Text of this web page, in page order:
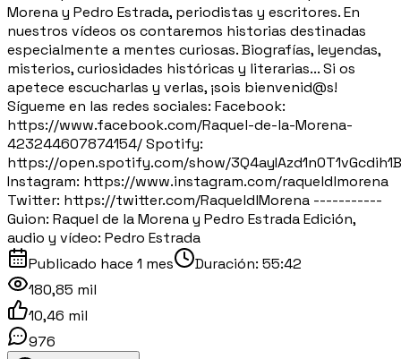
Morena y Pedro Estrada, periodistas y escritores. En
nuestros vídeos os contaremos historias destinadas
especialmente a mentes curiosas. Biografías, leyendas,
misterios, curiosidades históricas y literarias... Si os
apetece escucharlas y verlas, ¡sois bienvenid@s!
Sígueme en las redes sociales: Facebook:
https://www.facebook.com/Raquel-de-la-Morena-
423244607874154/ Spotify:
https://open.spotify.com/show/3Q4ayIAzd1n0T1vGcdih1B
Instagram: https://www.instagram.com/raqueldlmorena
Twitter: https://twitter.com/RaqueldlMorena -----------
Guion: Raquel de la Morena y Pedro Estrada Edición,
audio y vídeo: Pedro Estrada
Publicado hace 1 mes Duración: 55:42
180,85 mil
10,46 mil
976